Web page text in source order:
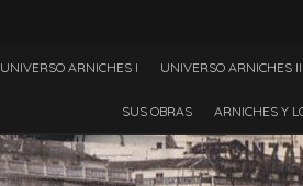
UNIVERSO ARNICHES I UNIVERSO ARNICHES II
SUS OBRAS ARNICHES Y